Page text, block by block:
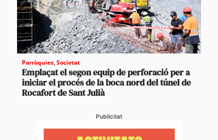
Parròquies,Societat
Emplaçat el segon equip de perforació per a
iniciar el procés de la boca nord del túnel de
Rocafort de Sant Julià
Publicitat